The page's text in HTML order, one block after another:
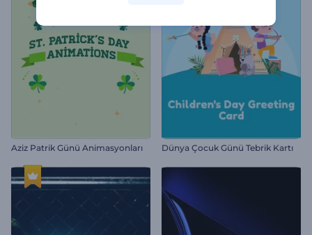
Aziz Patrik Günü Animasyonları Dünya Çocuk Günü Tebrik Kartı